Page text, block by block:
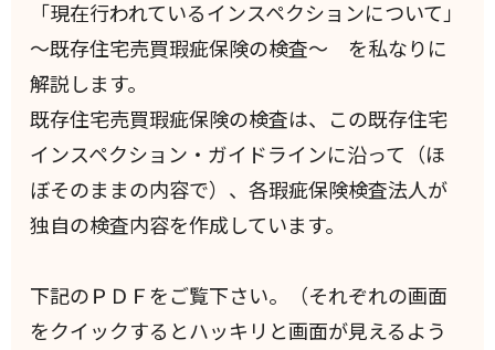
「現在行われているインスペクションについて」
～既存住宅売買瑕疵保険の検査～ を私なりに
解説します。
既存住宅売買瑕疵保険の検査は、この既存住宅
インスペクション・ガイドラインに沿って（ほ
ぼそのままの内容で）、各瑕疵保険検査法人が
独自の検査内容を作成しています。
下記のＰＤＦをご覧下さい。（それぞれの画面
をクイックするとハッキリと画面が見えるよう